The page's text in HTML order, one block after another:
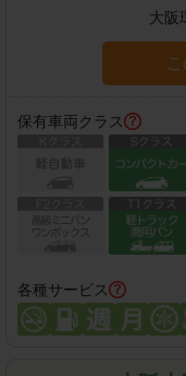
大阪
保有車両クラス
各種サービス